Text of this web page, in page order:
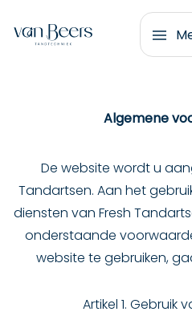
en
Algemene
De website wordt u
Tandartsen. Aan het
diensten van Fresh
onderstaande
website te gebruiken,
Artikel 1. Gebruik